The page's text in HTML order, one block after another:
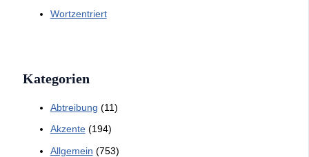
Wortzentriert
Kategorien
Abtreibung (11)
Akzente(194)
Allgemein (753)